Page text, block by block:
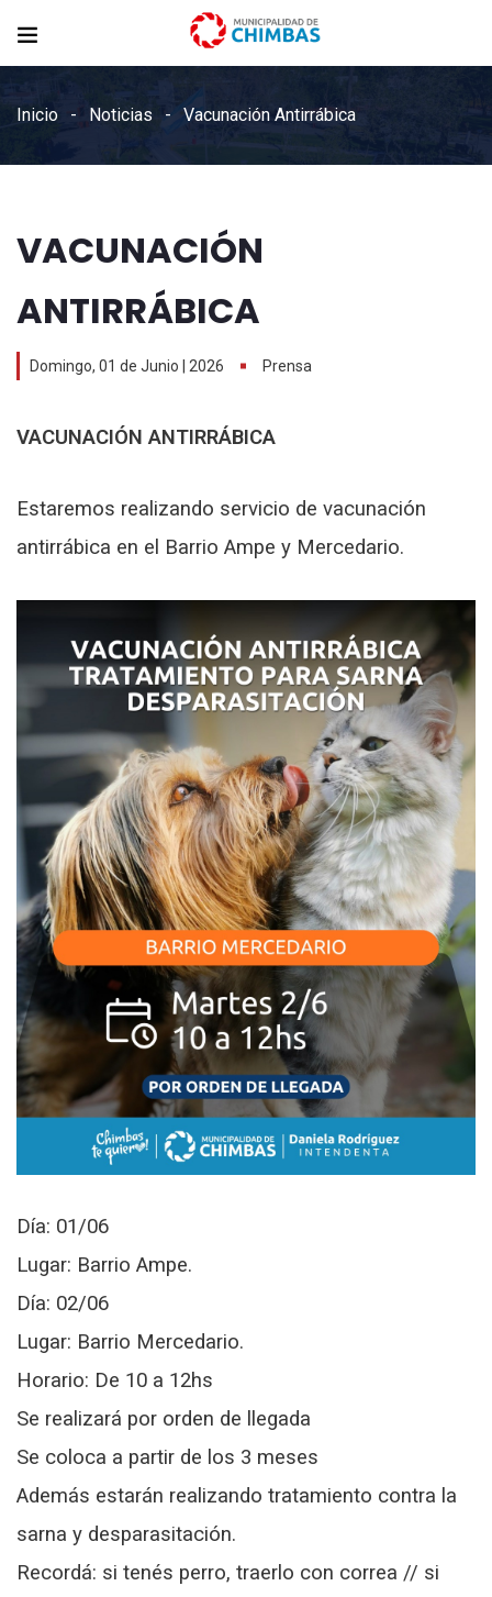
Inicio Noticias Vacunación Antirrábica
VACUNACIÓN
ANTIRRÁBICA
Domingo, 01 de Junio | 2026 Prensa
VACUNACIÓN ANTIRRÁBICA
Estaremos realizando servicio de vacunación
antirrábica en el Barrio Ampe y Mercedario.
Día: 01/06
Lugar: Barrio Ampe.
Día: 02/06
Lugar: Barrio Mercedario.
Horario: De 10 a 12hs
Se realizará por orden de llegada
Se coloca a partir de los 3 meses
Además estarán realizando tratamiento contra la
sarna y desparasitación.
Recordá: si tenés perro, traerlo con correa // si